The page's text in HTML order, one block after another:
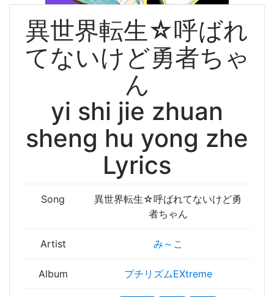
異世界転生☆呼ばれ
てないけど勇者ちゃ
ん
yi shi jie zhuan
sheng hu yong zhe
Lyrics
Song
異世界転生☆呼ばれてないけど勇
者ちゃん
Artist み～こ
Album プチリズムEXtreme